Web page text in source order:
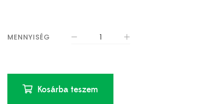
MENNYISÉG
Kosárba teszem